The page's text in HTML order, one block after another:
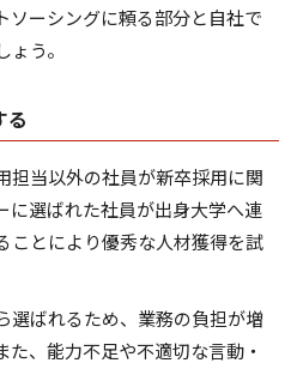
ソーシングに頼る部分と自社で
う。
る
担当以外の社員が新卒採用に関
に選ばれた社員が出身大学へ連
ことにより優秀な人材獲得を試
選ばれるため、業務の負担が増
、能力不足や不適切な言動・